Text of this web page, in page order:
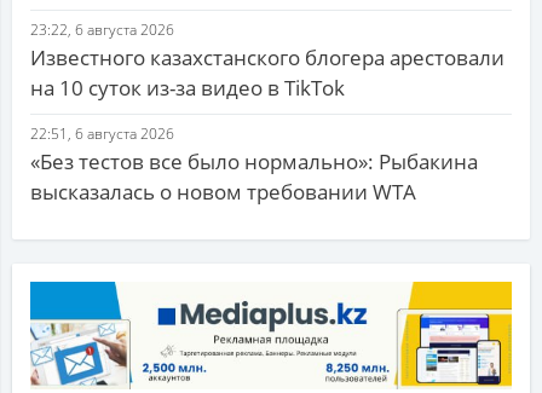
23:22, 6 августа 2026
Известного казахстанского блогера арестовали
на 10 суток из-за видео в TikTok
22:51, 6 августа 2026
«Без тестов все было нормально»: Рыбакина
высказалась о новом требовании WTA